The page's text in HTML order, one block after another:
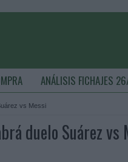
ANÁLISIS FICHAJES
vs Messi
duelo Suárez vs